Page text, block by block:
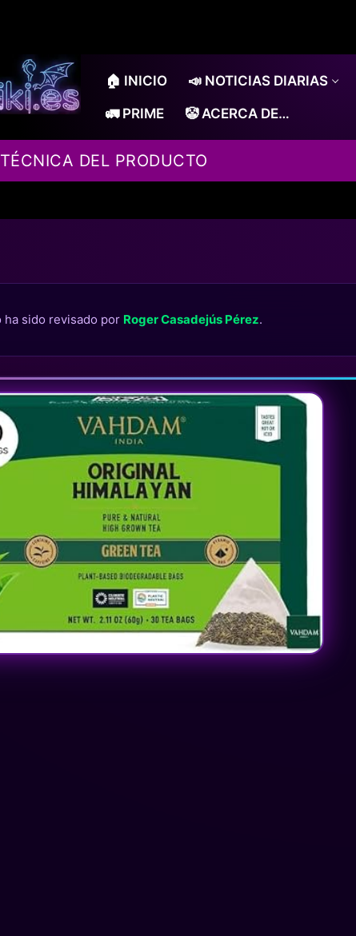
🏠 INICIO 📣 NOTICIAS DIARIAS
🚛 PRIME 🤡 ACERCA DE…
DEL PRODUCTO
ha sido revisado por Roger Casadejús Pérez.